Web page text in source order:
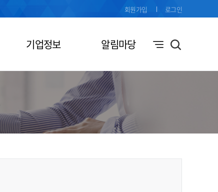
기업정보 알림마당
회원가입 로그인